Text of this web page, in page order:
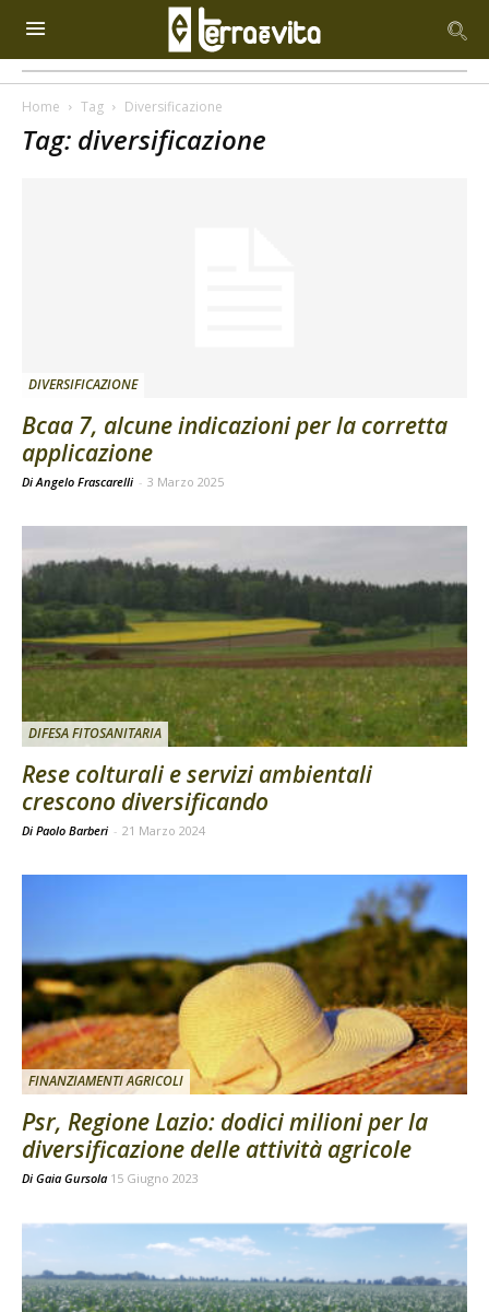
Home Tag Diversificazione
Tag: diversificazione
DIVERSIFICAZIONE
Bcaa 7, alcune indicazioni per la corretta
applicazione
Di Angelo Frascarelli - 3 Marzo 2025
DIFESA FITOSANITARIA
Rese colturali e servizi ambientali
crescono diversificando
Di Paolo Barberi - 21 Marzo 2024
FINANZIAMENTI AGRICOLI
Psr, Regione Lazio: dodici milioni per la
diversificazione delle attività agricole
Di Gaia Gursola 15 Giugno 2023